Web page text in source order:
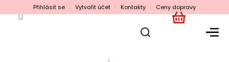
na
Přihlásit se Vytvořit účet Kontakty Ceny dopravy
NÁKUPNÍ